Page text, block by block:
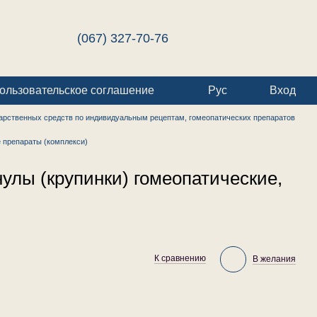
(067) 327-70-76
соглашение Рус Вход
средств по индивидуальным рецептам, гомеопатических препаратов
препараты (комплекси)
(крупинки) гомеопатические,
К сравнению В желания